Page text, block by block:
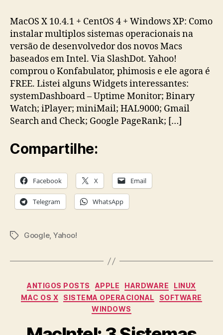
MacOS X 10.4.1 + CentOS 4 + Windows XP: Como
instalar multiplos sistemas operacionais na
versão de desenvolvedor dos novos Macs
baseados em Intel. Via SlashDot. Yahoo!
comprou o Konfabulator, phimosis e ele agora é
FREE. Listei alguns Widgets interessantes:
systemDashboard – Uptime Monitor; Binary
Watch; iPlayer; miniMail; HAL9000; Gmail
Search and Check; Google PageRank; […]
Compartilhe:
Facebook X Email
Telegram WhatsApp
TagsGoogle, Yahoo!
Categories
ANTIGOS POSTS APPLE HARDWARE
LINUX
MAC OS X
SISTEMA OPERACIONAL
SOFTWARE
WINDOWS